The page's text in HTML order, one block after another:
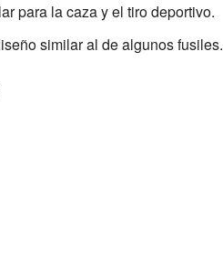
para la caza y el tiro deportivo.
similar al de algunos fusiles.